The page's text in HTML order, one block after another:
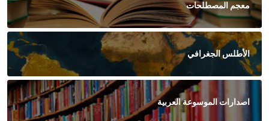
معجم المصطلحات
الأطلس الجغرافي
اصدارات الموسوعة العربية